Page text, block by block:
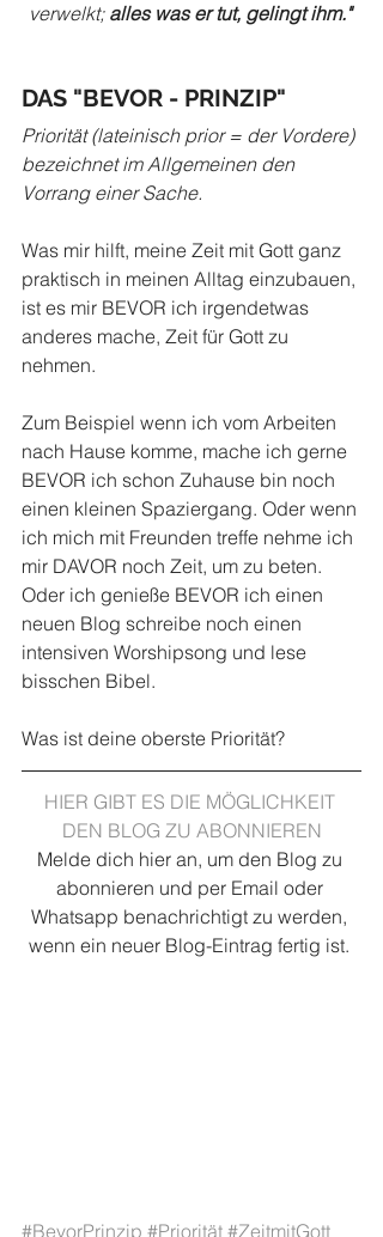
verwelkt; alles was er tut, gelingt ihm."
DAS "BEVOR - PRINZIP"
Priorität (lateinisch prior = der Vordere)
bezeichnet im Allgemeinen den
Vorrang einer Sache.
Was mir hilft, meine Zeit mit Gott ganz
praktisch in meinen Alltag einzubauen,
ist es mir BEVOR ich irgendetwas
anderes mache, Zeit für Gott zu
nehmen.
Zum Beispiel wenn ich vom Arbeiten
nach Hause komme, mache ich gerne
BEVOR ich schon Zuhause bin noch
einen kleinen Spaziergang. Oder wenn
ich mich mit Freunden treffe nehme ich
mir DAVOR noch Zeit, um zu beten.
Oder ich genieße BEVOR ich einen
neuen Blog schreibe noch einen
intensiven Worshipsong und lese
bisschen Bibel.
Was ist deine oberste Priorität?
HIER GIBT ES DIE MÖGLICHKEIT
DEN BLOG ZU ABONNIEREN
Melde dich hier an, um den Blog zu
abonnieren und per Email oder
Whatsapp benachrichtigt zu werden,
wenn ein neuer Blog-Eintrag fertig ist.
#BevorPrinzip #Priorität #ZeitmitGott